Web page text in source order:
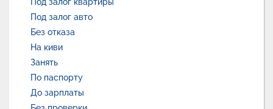
Под залог квартиры
Под залог авто
Без отказа
На киви
Занять
По паспорту
До зарплаты